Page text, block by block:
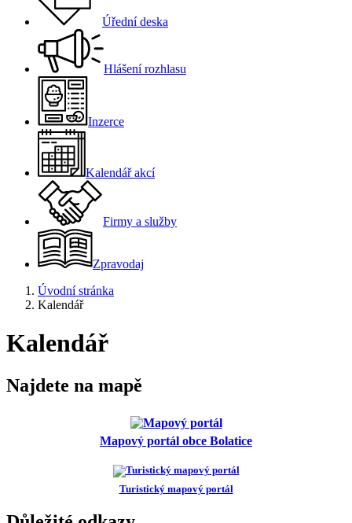
Úřední deska
Hlášení rozhlasu
Inzerce
Kalendář akcí
Firmy a služby
Zpravodaj
Úvodní stránka
Kalendář
Kalendář
Najdete na mapě
Mapový portál obce Bolatice
Turistický mapový portál